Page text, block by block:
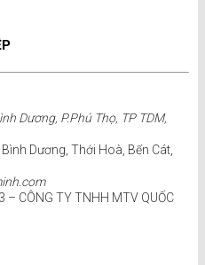
Dương, P.Phú Thọ, TP TDM,
Dương, Thới Hoà, Bến Cát,
– CÔNG TY TNHH MTV QUỐC